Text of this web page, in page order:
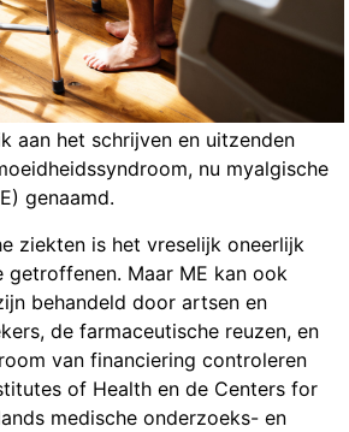
aan het schrijven en uitzenden
nu myalgische
genaamd.
ziekten is het vreselijk oneerlijk
Maar ME kan ook
behandeld door artsen en
de farmaceutische reuzen, en
van financiering controleren
of Health en de Centers for
medische onderzoeks- en